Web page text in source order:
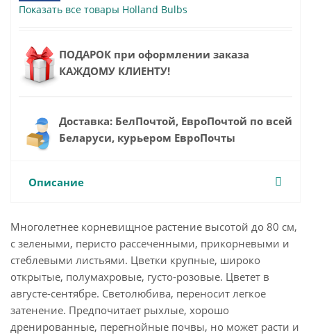
Показать все товары Holland Bulbs
ПОДАРОК при оформлении заказа
КАЖДОМУ КЛИЕНТУ!
Доставка: БелПочтой, ЕвроПочтой по всей
Беларуси, курьером ЕвроПочты
Описание
Многолетнее корневищное растение высотой до 80 см,
с зелеными, перисто рассеченными, прикорневыми и
стеблевыми листьями. Цветки крупные, широко
открытые, полумахровые, густо-розовые. Цветет в
августе-сентябре. Светолюбива, переносит легкое
затенение. Предпочитает рыхлые, хорошо
дренированные, перегнойные почвы, но может расти и